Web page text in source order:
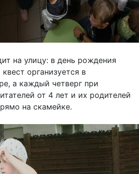
на улицу: в день рождения
организуется в
а каждый четверг при
от 4 лет и их родителей
на скамейке.